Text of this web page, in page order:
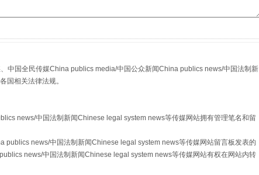
局 习近平的“航天情”
中国全民传媒China publics media/中国公众新闻China publics news/中国法制新
国相关法律法规。
news/中国法制新闻Chinese legal system news等传媒网站拥有管理笔名和留
news/中国法制新闻Chinese legal system news等传媒网站留言板发表的
news/中国法制新闻Chinese legal system news等传媒网站有权在网站内转